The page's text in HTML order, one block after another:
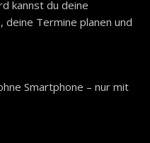
kannst du deine
Termine planen und
Smartphone – nur mit